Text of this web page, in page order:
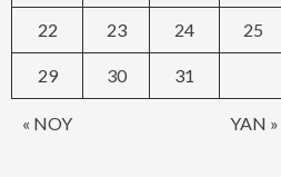
« NOY YAN »
22 23 24 25
29 30 31